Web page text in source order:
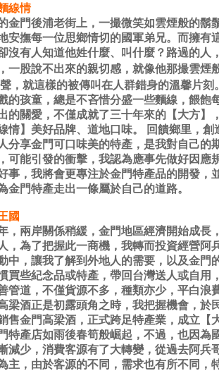
線情
金門後浦老街上，一撮微笑如雲煙般的鬍
安撫每一位思鄉情切的國軍弟兄。而擁有
沒有人知道他姓什麼、叫什麼？路過的人
一股說不出來的親切感，就像他那撮雲煙
聲，就這樣的被傳叫在人群錯身的溫馨片
的孩童，總是不吝惜分盛一些麵線，餵飽
的關愛，不僅成就了三十年來的【大方】
情】美好品牌、道地口味。 回饋鄉里，
分享金門可口味美的特產，是我對自己的
可能引發的衝擊，我認為應事先做好因應
事，我將會更專注於金門特產品的開發，
金門特產走出一條屬於自己的道路。
國
，兩岸關係稍緩，金門地區經濟開始成長
，為了把握此一商機，我轉而投資經營阿
中，讓我了解到外地人的需要，以及金門
買些紀念品或特產，帶回台灣送人或自用
管道，不僅貨源不多，種類亦少，平白浪
梁酒正是初露頭角之時，我把握機會，於
售金門高梁酒，正式跨足特產業，成立【
特產店如雨後春筍般崛起，不過，也因為
減少，消費客源有了大轉變，從過去阿兵
主，由於客源的不同，需求也有所不同，